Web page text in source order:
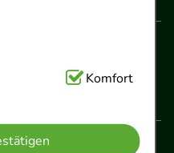
handelt es sich um
unserer
Navigation,
auf diese nicht
Komfort